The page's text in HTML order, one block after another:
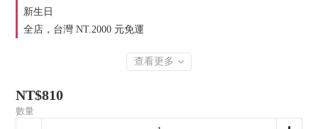
新生日
全店，台灣 NT.2000 元免運
查看更多
NT$810
數量